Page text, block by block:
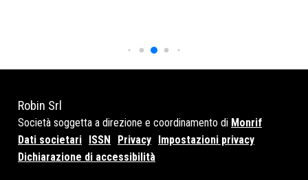
Robin Srl
Società soggetta a direzione e coordinamento di Monrif
Dati societari ISSN Privacy Impostazioni privacy
Dichiarazione di accessibilità